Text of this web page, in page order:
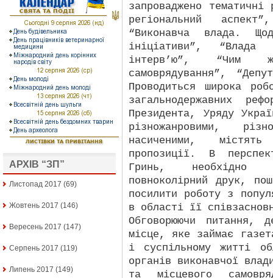
АРХІВ “ЗП”
Листопад 2017 (69)
Жовтень 2017 (146)
Вересень 2017 (147)
Серпень 2017 (119)
Липень 2017 (149)
запроваджено
регіональний
“Виконавча влада.
ініціативи”,
інтерв’ю”, “Чим
самоврядування”,
Проводиться широка
загальнодержавних
Президента, Уряду
різножанровими,
насиченими,
пропозиції. В
Гринь, необхідно
повноколірний друк,
посилити роботу з
в області її
Обговорюючи питання,
місце, яке займає
і суспільному житті
органів виконавчої
та місцевого